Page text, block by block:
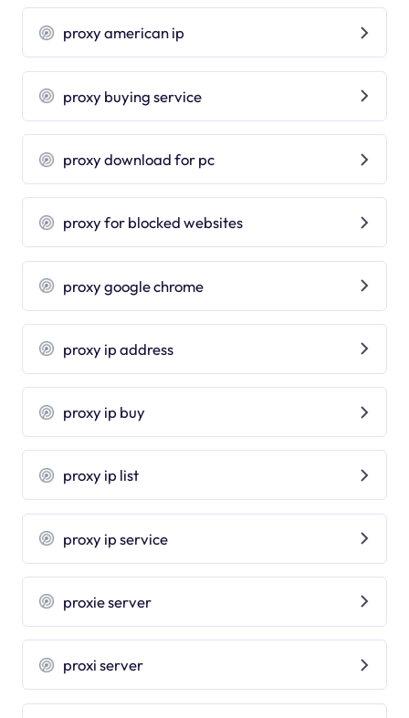
proxy american ip
proxy buying service
proxy download for pc
proxy for blocked websites
proxy google chrome
proxy ip address
proxy ip buy
proxy ip list
proxy ip service
proxie server
proxi server